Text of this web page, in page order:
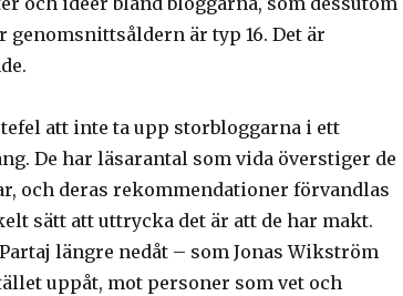
är typ 16. Det är
att inte ta upp storbloggarna i ett
De har läsarantal som vida överstiger de
och deras rekommendationer förvandlas
sätt att uttrycka det är att de har makt.
längre nedåt – som Jonas Wikström
uppåt, mot personer som vet och